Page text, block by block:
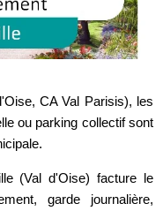
CA Val Parisis), les
ou parking collectif sont
(Val d'Oise) facture le
garde journalière,